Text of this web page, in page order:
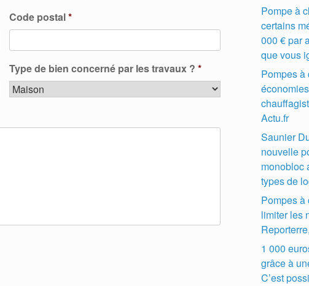
Code postal*
Type de bien concerné par les travaux ? *
Pompe à
certains
000 € par
que vous
Pompes à
Actu.fr
Saunier
nouvelle
monobloc
types de
Pompes à
limiter les
1 000
grâce à
C’est